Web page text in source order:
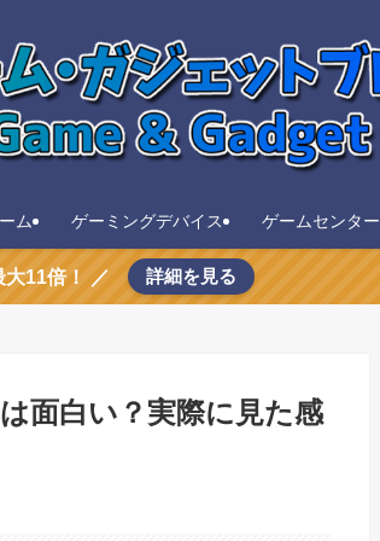
ム ゲーミングデバイス ゲームセンター
大11倍！ ／ 詳細を見る
面白い？実際に見た感